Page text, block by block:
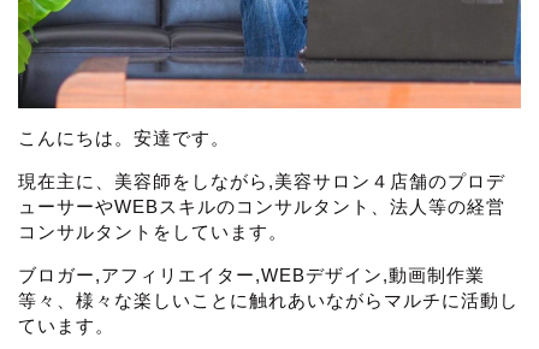
こんにちは。安達です。
現在主に、美容師をしながら,美容サロン４店舗のプロデ
ューサーやWEBスキルのコンサルタント、法人等の経営
コンサルタントをしています。
ブロガー,アフィリエイター,WEBデザイン,動画制作業
等々、様々な楽しいことに触れあいながらマルチに活動し
ています。